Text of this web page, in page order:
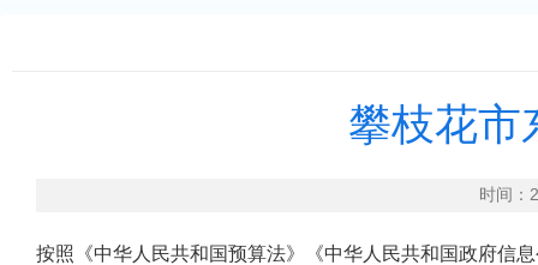
攀枝花市
时间
按照《中华人民共和国预算法》《中华人民共和国政府信